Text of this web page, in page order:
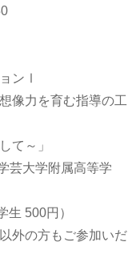
ンⅠ
力を育む指導の工
～」
学附属高等学
生 500円）
外の方もご参加いだ